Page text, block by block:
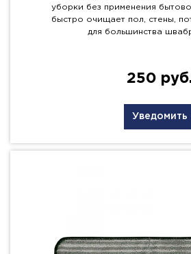
уборки без применения
быстро очищает пол, стены,
для большинства швабр
250
Уведомить